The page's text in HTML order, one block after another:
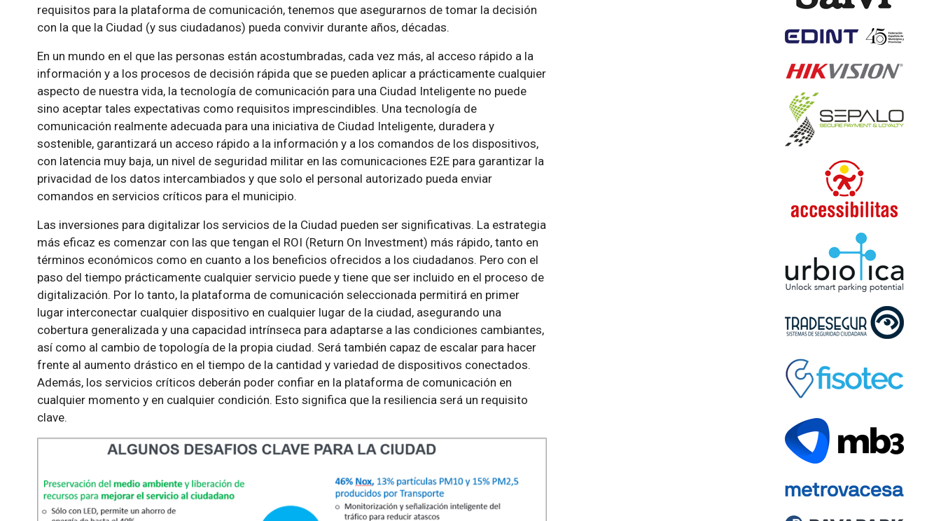
requisitos para la plataforma de comunicación, tenemos que asegurarnos de tomar la decisión
con la que la Ciudad (y sus ciudadanos) pueda convivir durante años, décadas.
En un mundo en el que las personas están acostumbradas, cada vez más, al acceso rápido a la
información y a los procesos de decisión rápida que se pueden aplicar a prácticamente cualquier
aspecto de nuestra vida, la tecnología de comunicación para una Ciudad Inteligente no puede
sino aceptar tales expectativas como requisitos imprescindibles. Una tecnología de
comunicación realmente adecuada para una iniciativa de Ciudad Inteligente, duradera y
sostenible, garantizará un acceso rápido a la información y a los comandos de los dispositivos,
con latencia muy baja, un nivel de seguridad militar en las comunicaciones E2E para garantizar la
privacidad de los datos intercambiados y que solo el personal autorizado pueda enviar
comandos en servicios críticos para el municipio.
Las inversiones para digitalizar los servicios de la Ciudad pueden ser significativas. La estrategia
más eficaz es comenzar con las que tengan el ROI (Return On Investment) más rápido, tanto en
términos económicos como en cuanto a los beneficios ofrecidos a los ciudadanos. Pero con el
paso del tiempo prácticamente cualquier servicio puede y tiene que ser incluido en el proceso de
digitalización. Por lo tanto, la plataforma de comunicación seleccionada permitirá en primer
lugar interconectar cualquier dispositivo en cualquier lugar de la ciudad, asegurando una
cobertura generalizada y una capacidad intrínseca para adaptarse a las condiciones cambiantes,
así como al cambio de topología de la propia ciudad. Será también capaz de escalar para hacer
frente al aumento drástico en el tiempo de la cantidad y variedad de dispositivos conectados.
Además, los servicios críticos deberán poder confiar en la plataforma de comunicación en
cualquier momento y en cualquier condición. Esto significa que la resiliencia será un requisito
clave.